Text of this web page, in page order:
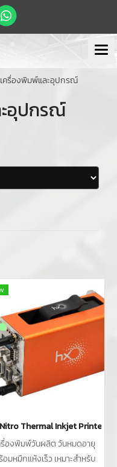
เครื่องพิมพ์และอุปกรณ์
อุปกรณ์
Thermal Inkjet Printer
รื่องพิมพ์วันผลิต วันหมดอายุ
มหมึกแห้งเร็ว เหมาะสำหรับ